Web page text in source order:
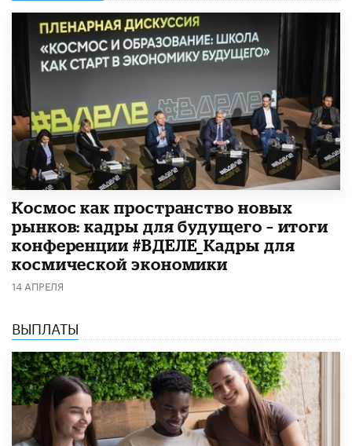
Космос как пространство новых
рынков: кадры для будущего – итоги
конференции #ВДЕЛЕ_Кадры для
космической экономики
14 АПРЕЛЯ
ВЫПЛАТЫ